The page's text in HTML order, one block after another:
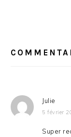
DU
Julie
5 février
Super